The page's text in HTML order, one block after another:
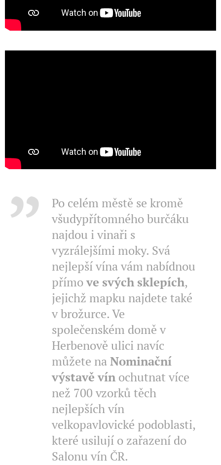
Po celém městě se kromě
všudypřítomného burčáku
najdou i vinaři s
vyzrálejšími moky. Svá
nejlepší vína vám nabídnou
přímove svých sklepích,
jejichž mapku najdete také
v brožurce. Ve
společenském domě v
Herbenově ulici navíc
můžete naNominační
výstavě vín ochutnat více
než 700 vzorků těch
nejlepších vín
velkopavlovické podoblasti,
které usilují o zařazení do
Salonu vín ČR.